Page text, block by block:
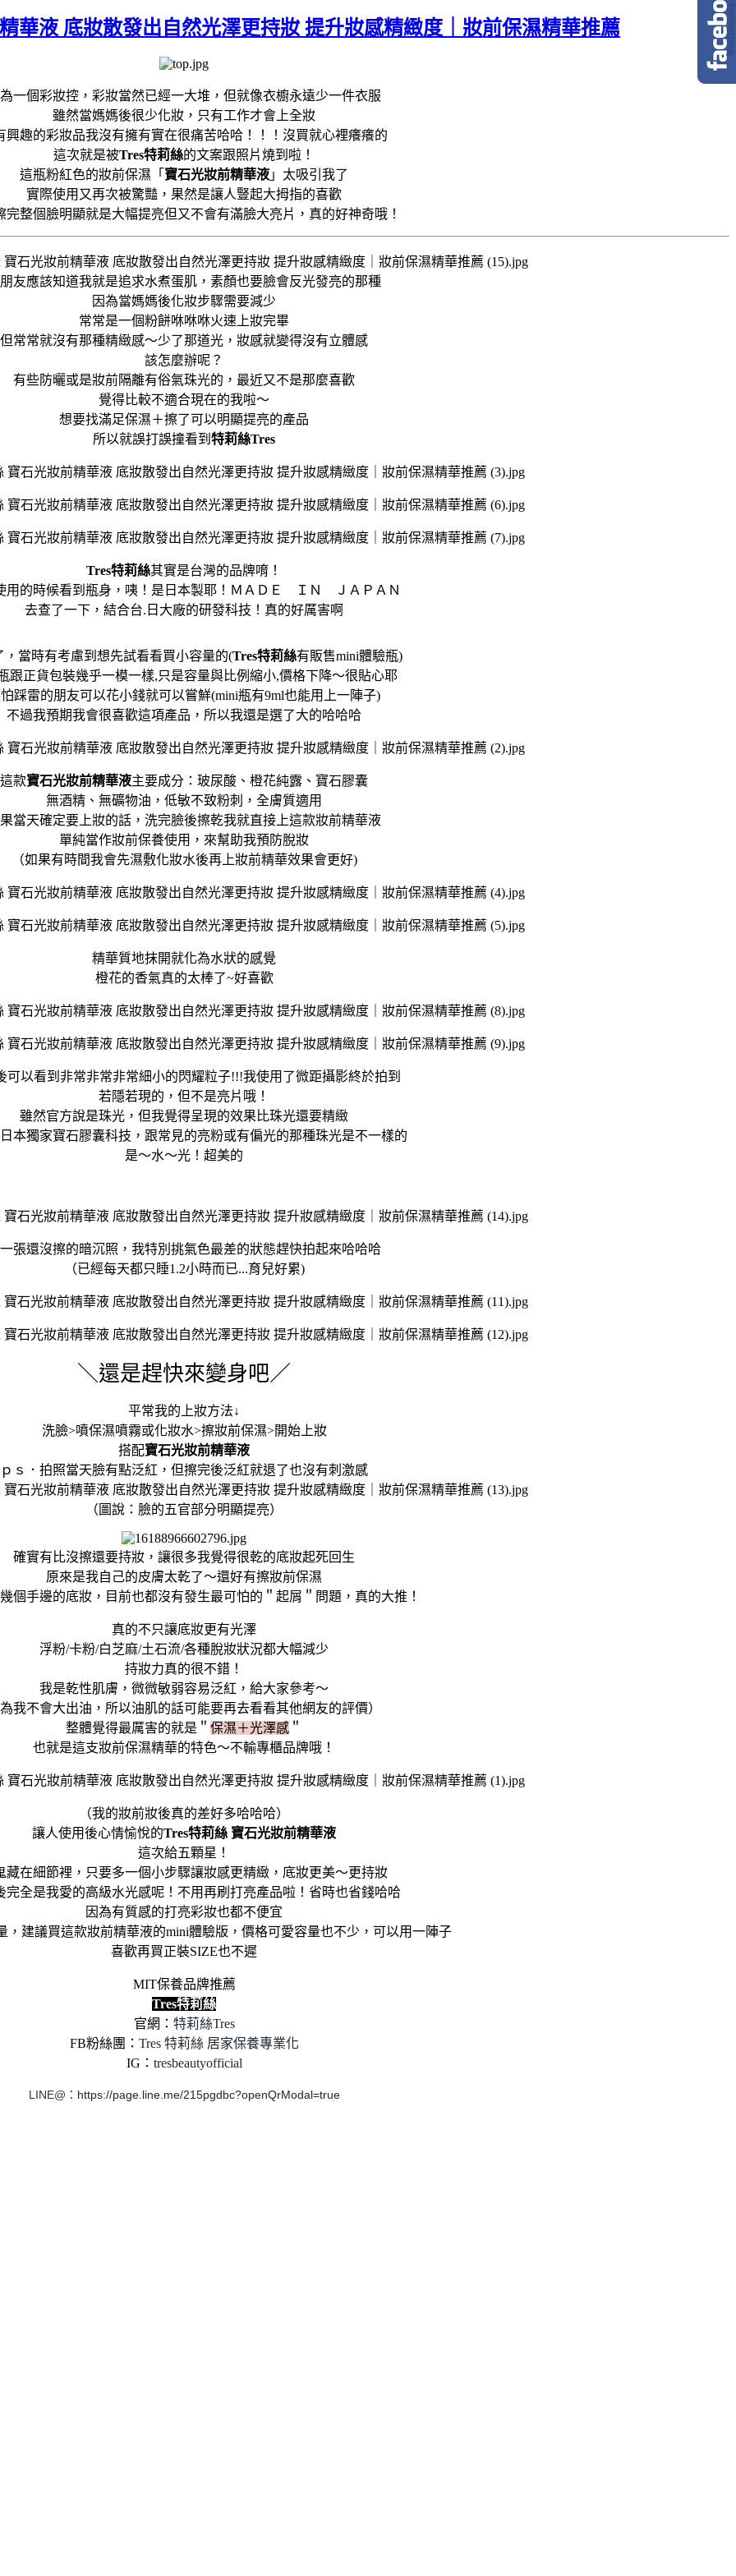
華液 底妝散發出自然光澤更持妝 提升妝感精緻度｜妝前保濕精華推薦
一個彩妝控，彩妝當然已經一大堆，但就像衣櫥永遠少一件衣服
雖然當媽媽後很少化妝，只有工作才會上全妝
興趣的彩妝品我沒有擁有實在很痛苦哈哈！！！沒買就心裡癢癢的
這次就是被Tres特莉絲的文案跟照片燒到啦！
這瓶粉紅色的妝前保濕「 寶石光妝前精華液 」太吸引我了
實際使用又再次被驚豔，果然是讓人豎起大拇指的喜歡
完整個臉明顯就是大幅提亮但又不會有滿臉大亮片，真的好神奇哦！
友應該知道我就是追求水煮蛋肌，素顏也要臉會反光發亮的那種
因為當媽媽後化妝步驟需要減少
常常是一個粉餅咻咻咻火速上妝完畢
但常常就沒有那種精緻感～少了那道光，妝感就變得沒有立體感
該怎麼辦呢？
有些防曬或是妝前隔離有俗氣珠光的，最近又不是那麼喜歡
覺得比較不適合現在的我啦～
想要找滿足保濕＋擦了可以明顯提亮的產品
所以就誤打誤撞看到 特莉絲Tres
Tres特莉絲其實是台灣的品牌唷！
用的時候看到瓶身，咦！是日本製耶！ＭＡＤＥ ＩＮ ＪＡＰＡＮ
去查了一下，結合台.日大廠的研發科技！真的好厲害啊
，當時有考慮到想先試看看買小容量的(Tres特莉絲有販售mini體驗瓶)
跟正貨包裝幾乎一模一樣,只是容量與比例縮小,價格下降～很貼心耶
踩雷的朋友可以花小錢就可以嘗鮮(mini瓶有9ml也能用上一陣子)
不過我預期我會很喜歡這項產品，所以我還是選了大的哈哈哈
這款寶石光妝前精華液主要成分：玻尿酸、橙花純露、寶石膠囊
無酒精、無礦物油，低敏不致粉刺，全膚質適用
當天確定要上妝的話，洗完臉後擦乾我就直接上這款妝前精華液
單純當作妝前保養使用，來幫助我預防脫妝
（如果有時間我會先濕敷化妝水後再上妝前精華效果會更好)
精華質地抹開就化為水狀的感覺
橙花的香氣真的太棒了~好喜歡
可以看到非常非常非常細小的閃耀粒子!!!我使用了微距攝影終於拍到
若隱若現的，但不是亮片哦！
雖然官方說是珠光，但我覺得呈現的效果比珠光還要精緻
本獨家寶石膠囊科技，跟常見的亮粉或有偏光的那種珠光是不一樣的
是～水～光！超美的
張還沒擦的暗沉照，我特別挑氣色最差的狀態趕快拍起來哈哈哈
（已經每天都只睡1.2小時而已...育兒好累)
＼還是趕快來變身吧／
平常我的上妝方法↓
洗臉>噴保濕噴霧或化妝水>擦妝前保濕>開始上妝
搭配寶石光妝前精華液
ｐｓ．拍照當天臉有點泛紅，但擦完後泛紅就退了也沒有刺激感
（圖說：臉的五官部分明顯提亮）
確實有比沒擦還要持妝，讓很多我覺得很乾的底妝起死回生
原來是我自己的皮膚太乾了～還好有擦妝前保濕
個手邊的底妝，目前也都沒有發生最可怕的＂起屑＂問題，真的大推！
真的不只讓底妝更有光澤
浮粉/卡粉/白芝麻/土石流/各種脫妝狀況都大幅減少
持妝力真的很不錯！
我是乾性肌膚，微微敏弱容易泛紅，給大家參考～
我不會大出油，所以油肌的話可能要再去看看其他網友的評價）
整體覺得最厲害的就是＂ 保濕＋光澤感 ＂
也就是這支妝前保濕精華的特色～不輸專櫃品牌哦！
（我的妝前妝後真的差好多哈哈哈）
讓人使用後心情愉悅的Tres特莉絲 寶石光妝前精華液
這次給五顆星！
藏在細節裡，只要多一個小步驟讓妝感更精緻，底妝更美～更持妝
完全是我愛的高級水光感呢！ 不用再刷打亮產品啦！省時也省錢哈哈
因為有質感的打亮彩妝也都不便宜
，建議買這款妝前精華液的mini體驗版，價格可愛容量也不少，可以用一陣子
喜歡再買正裝SIZE也不遲
MIT保養品牌推薦
Tres特莉絲
官網： 特莉絲Tres
FB粉絲團： Tres 特莉絲 居家保養專業化
IG： tresbeautyofficial
LINE@： https://page.line.me/215pgdbc?openQrModal=true